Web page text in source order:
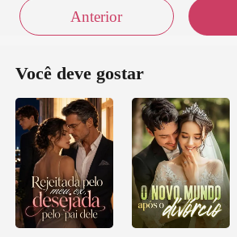
Anterior
Você deve gostar